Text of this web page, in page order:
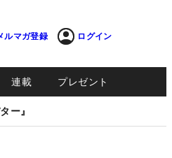
ルマガ登録 ログイン
連載 プレゼント
ー』